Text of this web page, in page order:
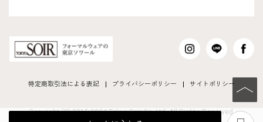
特定商取引法による表記 プライバシーポリシー サイトポリシー
Copyright (C) 2015-2024 Tokyo Soir Co ,Ltd. All Rights Reserved.